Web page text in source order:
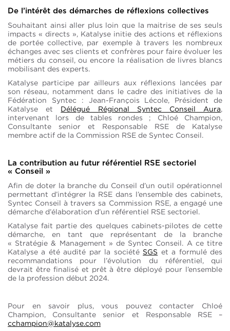
De l’intérêt des démarches de réflexions collectives
Souhaitant ainsi aller plus loin que la maitrise de ses seuls
impacts « directs », Katalyse initie des actions et réflexions
de portée collective, par exemple à travers les nombreux
échanges avec ses clients et confrères pour faire évoluer les
métiers du conseil, ou encore la réalisation de livres blancs
mobilisant des experts.
Katalyse participe par ailleurs aux réflexions lancées par
son réseau, notamment dans le cadre des initiatives de la
Fédération Syntec : Jean-François Lécole, Président de
Katalyse et Délégué Régional Syntec Conseil Aura,
intervenant lors de tables rondes ; Chloé Champion,
Consultante senior et Responsable RSE de Katalyse
membre actif de la Commission RSE de Syntec Conseil.
La contribution au futur référentiel RSE sectoriel
« Conseil »
Afin de doter la branche du Conseil d’un outil opérationnel
permettant d’intégrer la RSE dans l’ensemble des cabinets,
Syntec Conseil à travers sa Commission RSE, a engagé une
démarche d’élaboration d’un référentiel RSE sectoriel.
Katalyse fait partie des quelques cabinets-pilotes de cette
démarche, en tant que représentant de la branche
« Stratégie & Management » de Syntec Conseil. A ce titre
Katalyse a été audité par la société SGS et a formulé des
recommandations pour l’évolution du référentiel, qui
devrait être finalisé et prêt à être déployé pour l’ensemble
de la profession début 2024.
Pour en savoir plus, vous pouvez contacter Chloé
Champion, Consultante senior et Responsable RSE –
cchampion@katalyse.com